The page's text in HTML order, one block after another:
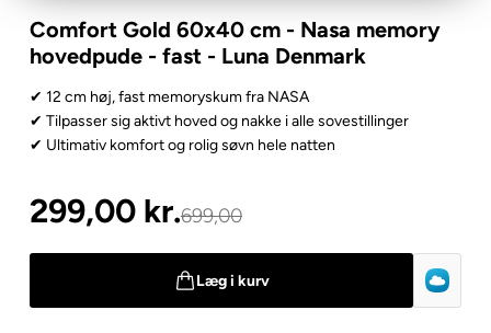
Comfort Gold 60x40 cm - Nasa memory
hovedpude - fast - Luna Denmark
✔ 12 cm høj, fast memoryskum fra NASA
✔ Tilpasser sig aktivt hoved og nakke i alle sovestillinger
✔ Ultimativ komfort og rolig søvn hele natten
299,00 kr.699,00
Læg i kurv